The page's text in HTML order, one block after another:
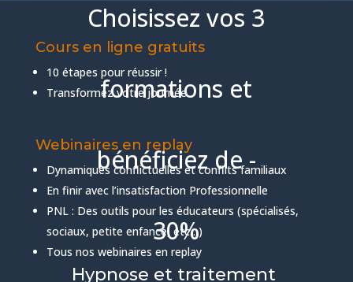
Choisissez vos 3
formations et
bénéficiez de -
30%
Hypnose et traitement
Cours en ligne gratuits
10 étapes pour réussir !
Transformez votre journée
Webinaires en replay
Dynamiques conflictuelles et conflits familiaux
En finir avec l’insatisfaction Professionnelle
PNL : Des outils pour les éducateurs (spécialisés,
sociaux, petite enfance, etc…)
Tous nos webinaires en replay